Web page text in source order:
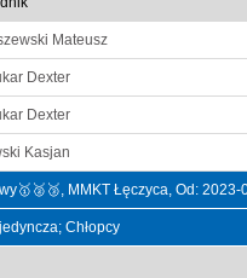
Mateusz
Dexter
Dexter
Kasjan
MMKT Łęczyca, Od:
Chłopcy